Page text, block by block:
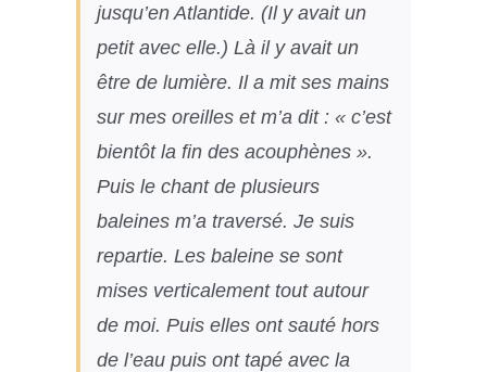
jusqu’en Atlantide. (Il y avait un
petit avec elle.) Là il y avait un
être de lumière. Il a mit ses mains
sur mes oreilles et m’a dit : « c’est
bientôt la fin des acouphènes ».
Puis le chant de plusieurs
baleines m’a traversé. Je suis
repartie. Les baleine se sont
mises verticalement tout autour
de moi. Puis elles ont sauté hors
de l’eau puis ont tapé avec la